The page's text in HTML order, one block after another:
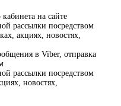
на сайте
рассылки посредством
акциях, новостях,
в Viber, отправка
рассылки посредством
новостях,